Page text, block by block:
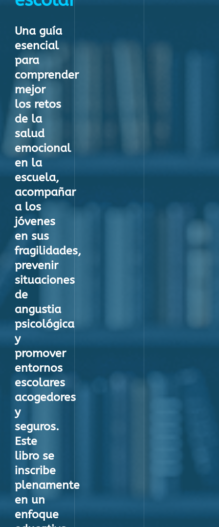
Una guía
esencial
para
comprender
mejor
los retos
de la
salud
emocional
en la
escuela,
acompañar
a los
jóvenes
en sus
fragilidades,
prevenir
situaciones
de
angustia
psicológica
y
promover
entornos
escolares
acogedores
y
seguros.
Este
libro se
inscribe
plenamente
en un
enfoque